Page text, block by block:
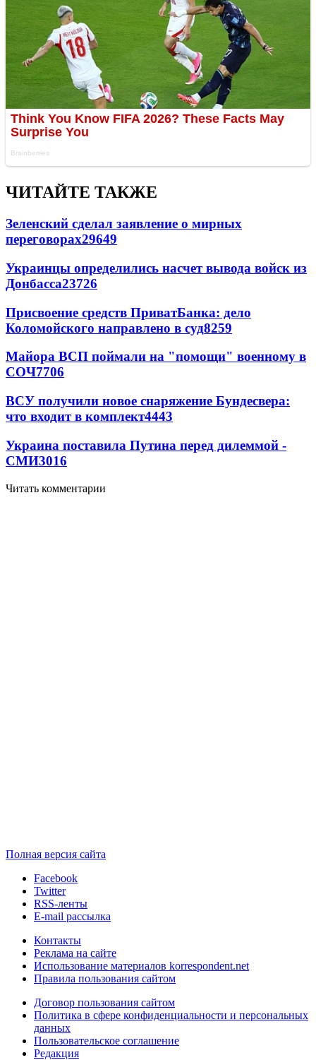
ЧИТАЙТЕ ТАКЖЕ
Зеленский сделал заявление о мирных
переговорах29649
Украинцы определились насчет вывода войск из
Донбасса23726
Присвоение средств ПриватБанка: дело
Коломойского направлено в суд8259
Майора ВСП поймали на "помощи" военному в
СОЧ7706
ВСУ получили новое снаряжение Бундесвера:
что входит в комплект4443
Украина поставила Путина перед дилеммой -
СМИ3016
Читать комментарии
Полная версия сайта
Facebook
Twitter
RSS-ленты
E-mail рассылка
Контакты
Реклама на сайте
Использование материалов korrespondent.net
Правила пользования сайтом
Договор пользования сайтом
Политика в сфере конфиденциальности и персональных
данных
Пользовательское соглашение
Редакция